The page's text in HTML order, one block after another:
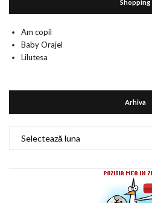
Shopping
Am copil
Baby Orajel
Lilutesa
Arhiva